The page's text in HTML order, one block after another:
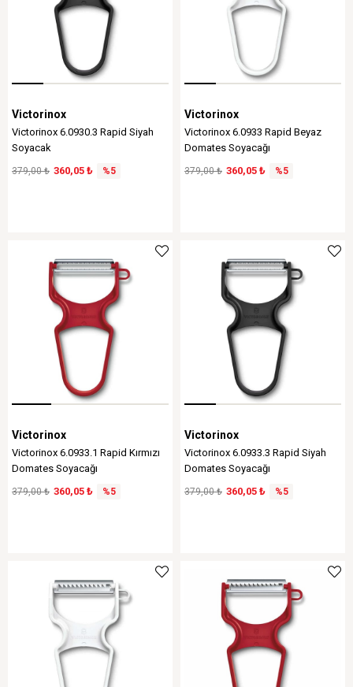
Victorinox
Victorinox 6.0930.3 Rapid Siyah
Soyacak
360,05 ₺
379,00 ₺ %5
Victorinox
Victorinox 6.0933 Rapid Beyaz
Domates Soyacağı
360,05 ₺
379,00 ₺ %5
Victorinox
Victorinox 6.0933.1 Rapid Kırmızı
Domates Soyacağı
360,05 ₺
379,00 ₺ %5
Victorinox
Victorinox 6.0933.3 Rapid Siyah
Domates Soyacağı
360,05 ₺
379,00 ₺ %5